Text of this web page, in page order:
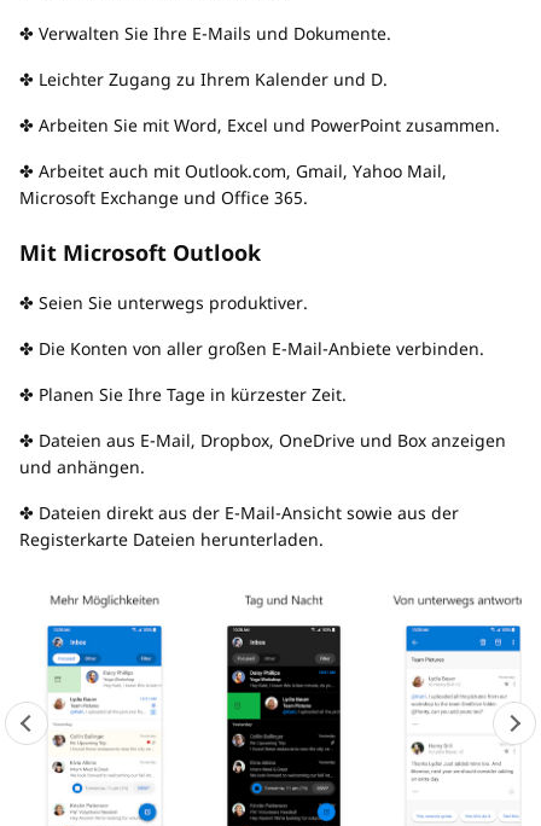
✤ Verwalten Sie Ihre E-Mails und Dokumente.
✤ Leichter Zugang zu Ihrem Kalender und D.
✤ Arbeiten Sie mit Word, Excel und PowerPoint zusammen.
✤ Arbeitet auch mit Outlook.com, Gmail, Yahoo Mail,
Microsoft Exchange und Office 365.
Mit Microsoft Outlook
✤ Seien Sie unterwegs produktiver.
✤ Die Konten von aller großen E-Mail-Anbiete verbinden.
✤ Planen Sie Ihre Tage in kürzester Zeit.
✤ Dateien aus E-Mail, Dropbox, OneDrive und Box anzeigen
und anhängen.
✤ Dateien direkt aus der E-Mail-Ansicht sowie aus der
Registerkarte Dateien herunterladen.